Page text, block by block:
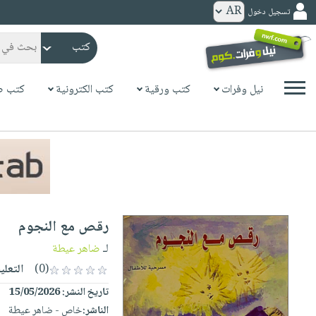
كتب
ورقية
المواضيع
مخفض
عروض
خاصة
صفحات
مشوقة
الكترونية
حديثاً
الأكثر
مبيعاً
كتب
مجانية
الصفحة
الرئيسية
masmu3
بلا
حدود
أطفال
الصفحةوسائل
تسجيل دخول
نيل وفرات كتب ورقية كتب الكترونية كتب
رقص مع النجوم
لـضاهر عيطة
(0)
تاريخ النشر:15/05/2026
الناشر:خاص - ضاهر عيطة